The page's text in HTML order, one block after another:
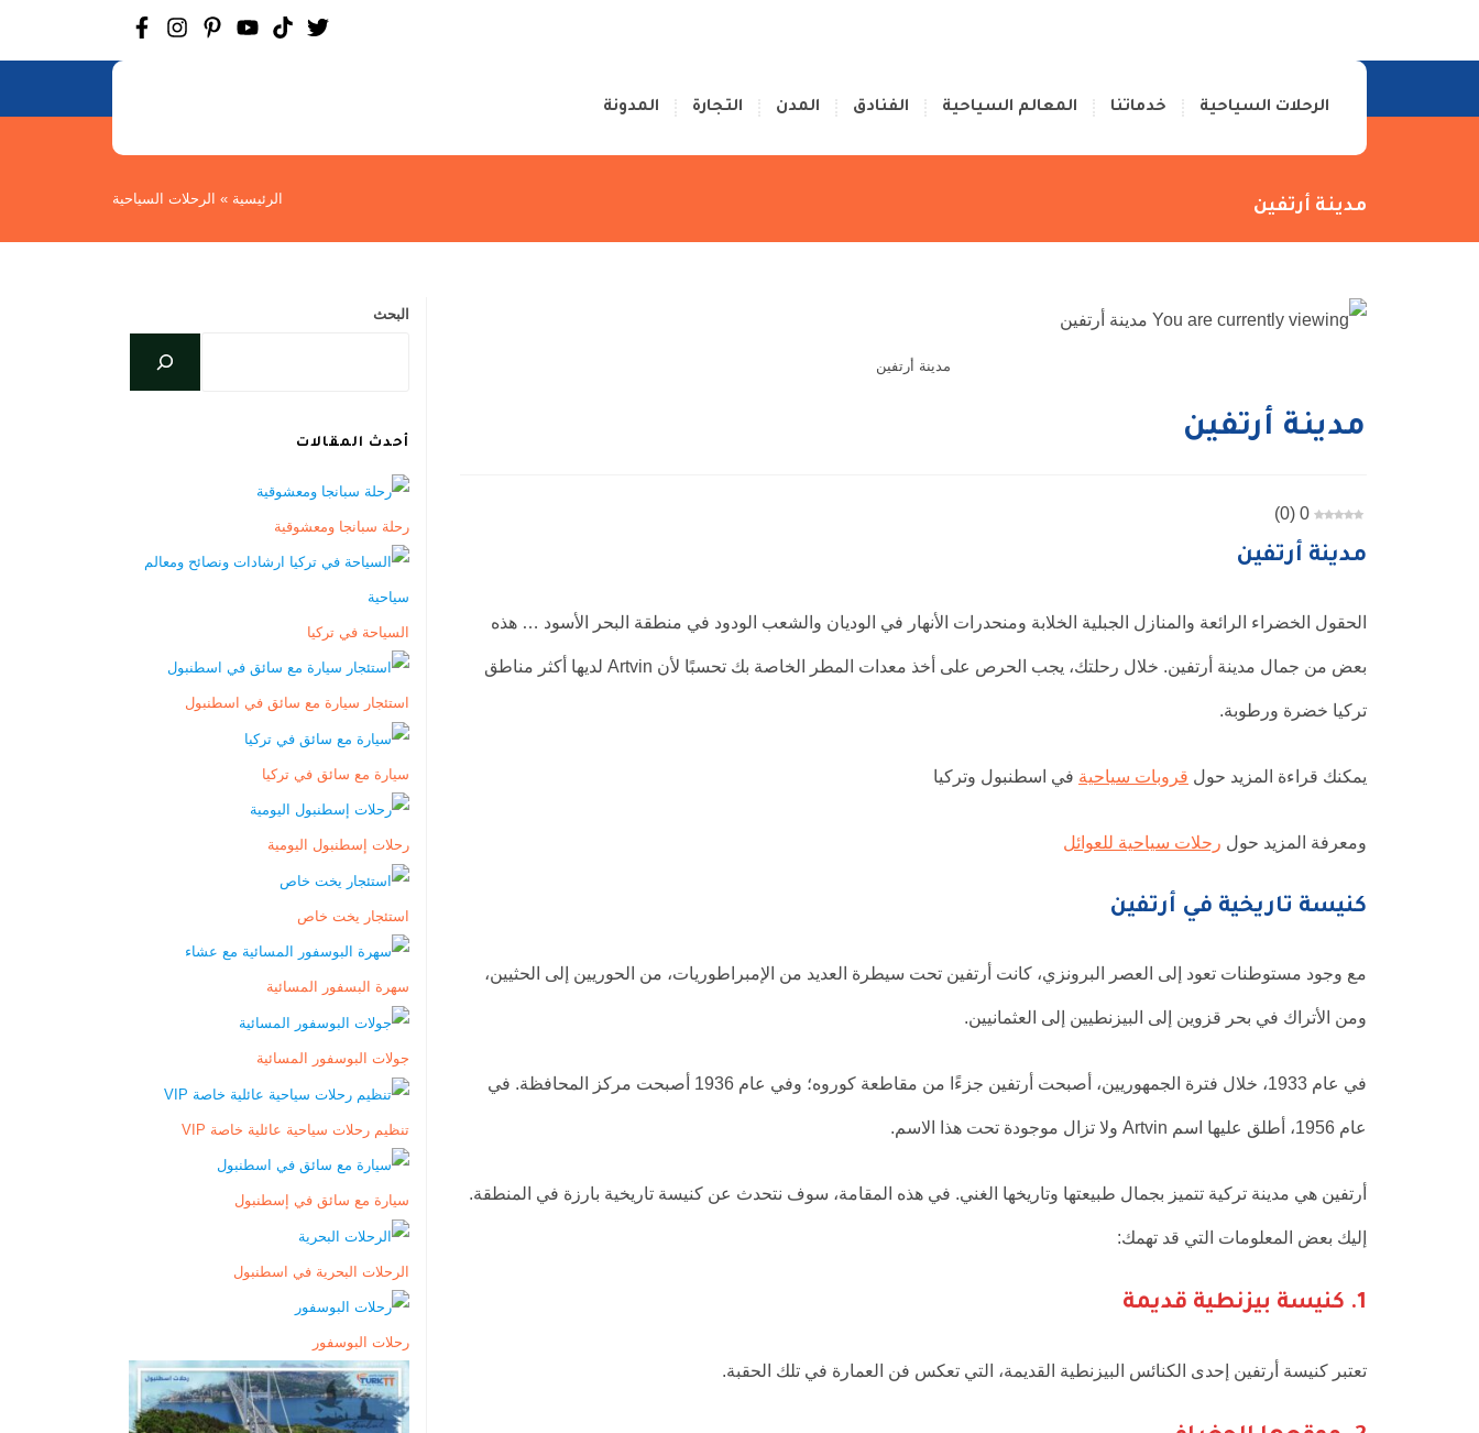
الرحلات السياحية خدماتنا المعالم السياحية الفنادق المدن التجارة المدونة
مدينة أرتفين الرئيسية » الرحلات السياحية
مدينة أرتفين
مدينة أرتفين
0
(
0
)
مدينة أرتفين
الحقول الخضراء الرائعة والمنازل الجبلية الخلابة ومنحدرات الأنهار في الوديان والشعب الودود في منطقة البحر الأسود … هذه
بعض من جمال مدينة أرتفين. خلال رحلتك، يجب الحرص على أخذ معدات المطر الخاصة بك تحسبًا لأن Artvin لديها أكثر مناطق
تركيا خضرة ورطوبة.
يمكنك قراءة المزيد حول قروبات سياحية في اسطنبول وتركيا
ومعرفة المزيد حول رحلات سياحية للعوائل
كنيسة تاريخية في أرتفين
مع وجود مستوطنات تعود إلى العصر البرونزي، كانت أرتفين تحت سيطرة العديد من الإمبراطوريات، من الحوريين إلى الحثيين،
ومن الأتراك في بحر قزوين إلى البيزنطيين إلى العثمانيين.
في عام 1933، خلال فترة الجمهوريين، أصبحت أرتفين جزءًا من مقاطعة كوروه؛ وفي عام 1936 أصبحت مركز المحافظة. في
عام 1956، أطلق عليها اسم Artvin ولا تزال موجودة تحت هذا الاسم.
أرتفين هي مدينة تركية تتميز بجمال طبيعتها وتاريخها الغني. في هذه المقامة، سوف نتحدث عن كنيسة تاريخية بارزة في المنطقة.
إليك بعض المعلومات التي قد تهمك:
1. كنيسة بيزنطية قديمة
تعتبر كنيسة أرتفين إحدى الكنائس البيزنطية القديمة، التي تعكس فن العمارة في تلك الحقبة.
البحث
أحدث المقالات
رحلة سبانجا ومعشوقية
السياحة في تركيا
استئجار سيارة مع سائق في اسطنبول
سيارة مع سائق في تركيا
رحلات إسطنبول اليومية
استئجار يخت خاص
سهرة البسفور المسائية
جولات البوسفور المسائية
تنظيم رحلات سياحية عائلية خاصة VIP
سيارة مع سائق في إسطنبول
الرحلات البحرية في اسطنبول
رحلات البوسفور